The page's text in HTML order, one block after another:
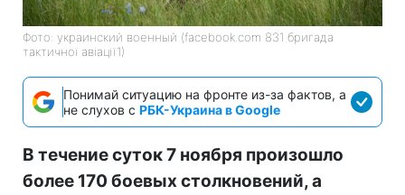
Фото: украинский военный (facebook.com 831 бригада
тактичної авіації1)
Понимай ситуацию на фронте из-за фактов, а
не слухов с РБК-Украина в Google
В течение суток 7 ноября произошло
более 170 боевых столкновений, а